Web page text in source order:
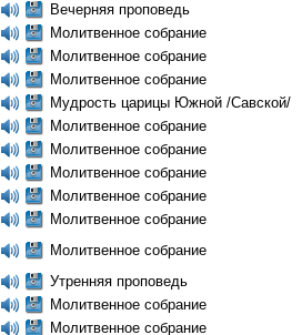
Вечерняя проповедь
Молитвенное собрание
Молитвенное собрание
Молитвенное собрание
Мудрость царицы Южной /Савской/
Молитвенное собрание
Молитвенное собрание
Молитвенное собрание
Молитвенное собрание
Молитвенное собрание
Молитвенное собрание
Утренняя проповедь
Молитвенное собрание
Молитвенное собрание